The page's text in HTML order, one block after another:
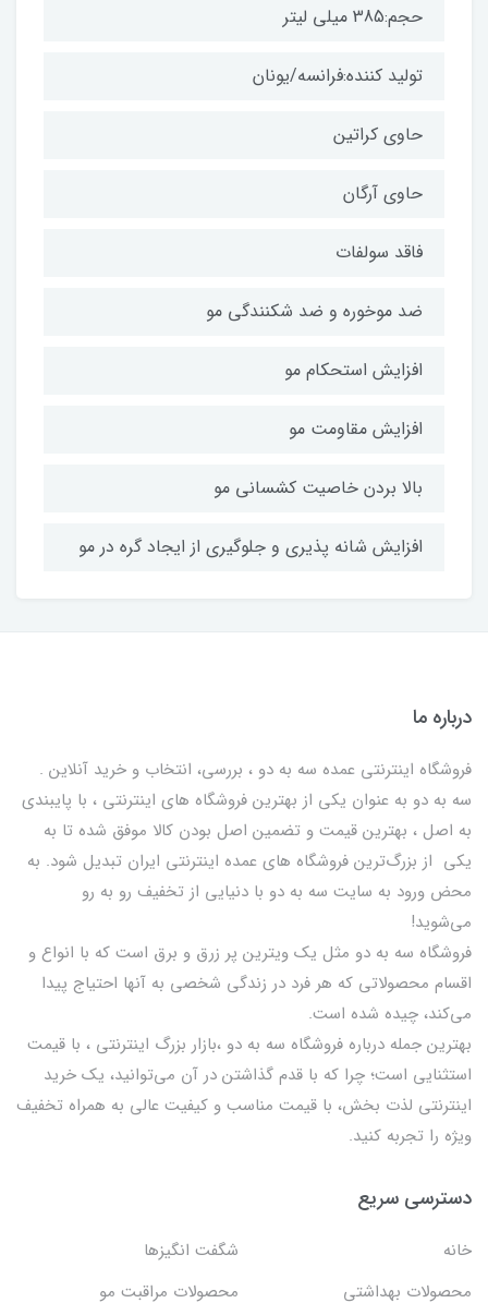
حجم:385 میلی لیتر
تولید کننده:فرانسه/یونان
حاوی کراتین
حاوی آرگان
فاقد سولفات
ضد موخوره و ضد شکنندگی مو
افزایش استحکام مو
افزایش مقاومت مو
بالا بردن خاصیت کشسانی مو
افزایش شانه پذیری و جلوگیری از ایجاد گره در مو
درباره ما
فروشگاه اینترنتی عمده سه به دو ، بررسی، انتخاب و خرید آنلاین .
سه به دو به عنوان یکی از بهترين فروشگاه های اینترنتی ، با پایبندی
به اصل ، بهترين قيمت و تضمین اصل‌ بودن کالا موفق شده تا به
يكي از بزرگ‌ترين فروشگاه هاي عمده اینترنتی ایران تبدیل شود. به
محض ورود به سایت سه به دو با دنیایی از تخفيف رو به رو
می‌شوید!
فروشگاه سه به دو مثل یک ویترین پر زرق و برق است که با انواع و
اقسام محصولاتی که هر فرد در زندگی شخصی به آنها احتیاج پیدا
می‌کند، چیده شده است.
بهترين جمله درباره فروشگاه سه به دو ،بازار بزرگ اینترنتی ، با قيمت
استثنايي است؛ چرا که با قدم گذاشتن در آن می‌توانید، یک خرید
اینترنتی لذت بخش، با قیمت مناسب و کیفیت عالی به همراه تخفیف
ویژه را تجربه کنید.
دسترسی سریع
خانه
شگفت انگيزها
محصولات بهداشتي
محصولات مراقبت مو